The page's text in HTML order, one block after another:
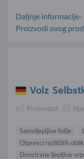
Daljnje informacije-
Proizvodi ovog
Volz
Proizvođač
Samoljepljive folije
Otpresci različitih
Dvostrane ljepljive